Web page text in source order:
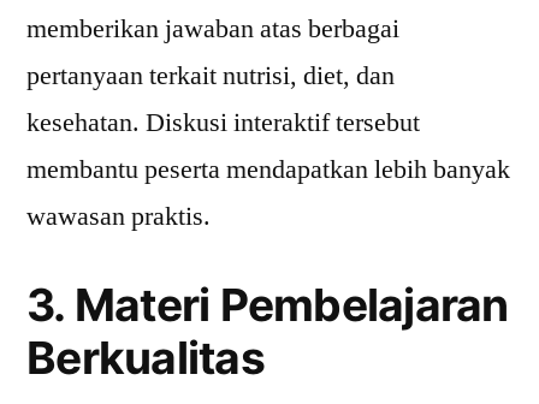
memberikan jawaban atas berbagai
pertanyaan terkait nutrisi, diet, dan
kesehatan. Diskusi interaktif tersebut
membantu peserta mendapatkan lebih banyak
wawasan praktis.
3. Materi Pembelajaran
Berkualitas